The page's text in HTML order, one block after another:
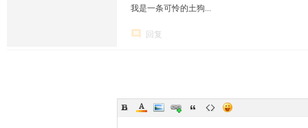
我是一条可怜的土狗...
回复